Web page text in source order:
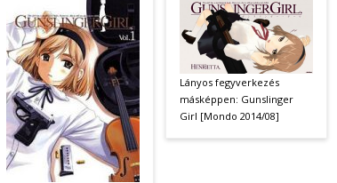
Lányos fegyverkezés
másképpen: Gunslinger
Girl [Mondo 2014/08]